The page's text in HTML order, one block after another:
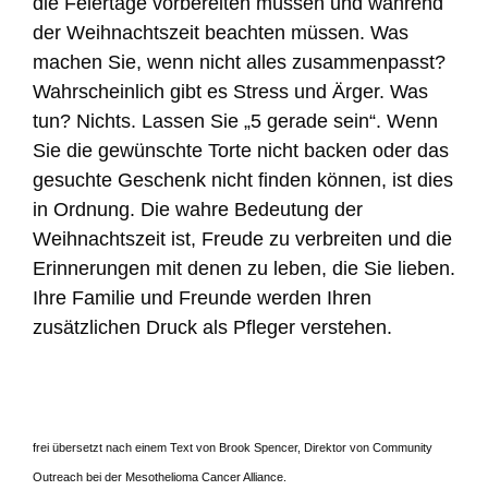
der Weihnachtszeit beachten müssen. Was
machen Sie, wenn nicht alles zusammenpasst?
Wahrscheinlich gibt es Stress und Ärger. Was
tun? Nichts. Lassen Sie „5 gerade sein“. Wenn
Sie die gewünschte Torte nicht backen oder das
gesuchte Geschenk nicht finden können, ist dies
in Ordnung. Die wahre Bedeutung der
Weihnachtszeit ist, Freude zu verbreiten und die
Erinnerungen mit denen zu leben, die Sie lieben.
Ihre Familie und Freunde werden Ihren
zusätzlichen Druck als Pfleger verstehen.
frei übersetzt nach einem Text von Brook Spencer, Direktor von Community
Outreach bei der Mesothelioma Cancer Alliance.